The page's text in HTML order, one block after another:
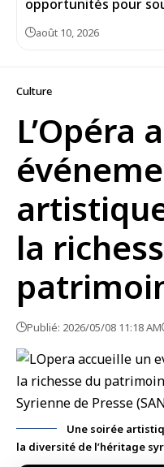
opportunités pour
août 10, 2026
Culture
L’Opéra
la
Publié: 2026/05/08 11:18 AM
Une soirée
la diversité de l’héritage